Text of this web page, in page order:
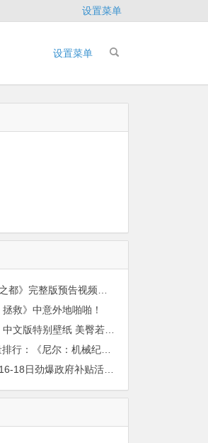
设置菜单
设置菜单
救》中意外地啪啪！
《尼尔：机械纪元》中文版特别壁纸 美臀若隐若现！
Steam一周游戏销量排行：《尼尔：机械纪元》排第二
【探秘神农架】3月16-18日劲爆政府补贴活动、深度玩转世界自然遗产神农架 ！新型卧铺车出行。